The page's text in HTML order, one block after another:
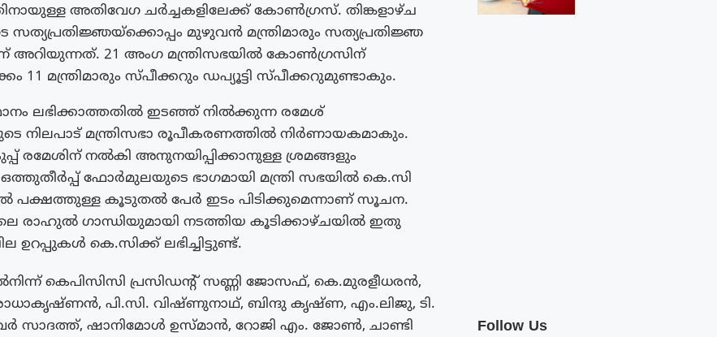
അതിവേഗ ചർച്ചകളിലേക്ക് കോൺഗ്രസ്. തിങ്കളാഴ്‌ച
സത്യപ്രതിജ്ഞയ്ക്കൊപ്പം മുഴുവൻ മന്ത്രിമാരും സത്യപ്രതിജ്ഞ
അറിയുന്നത്. 21 അംഗ മന്ത്രിസഭയിൽ കോൺഗ്രസിന്
11 മന്ത്രിമാരും സ്പീക്കറും ഡപ്യൂട്ടി സ്പീക്കറുമുണ്ടാകും.
ലഭിക്കാത്തതിൽ ഇടഞ്ഞ് നിൽക്കുന്ന രമേശ്
നിലപാട് മന്ത്രിസഭാ രൂപീകരണത്തിൽ നിർണായകമാകും.
രമേശിന് നൽകി അനുനയിപ്പിക്കാനുള്ള ശ്രമങ്ങളും
ഫോർമുലയുടെ ഭാഗമായി മന്ത്രി സഭയിൽ കെ.സി
കൂടുതൽ പേർ ഇടം പിടിക്കുമെന്നാണ് സൂചന.
രാഹുൽ ഗാന്ധിയുമായി നടത്തിയ കൂടിക്കാഴ്‌ചയിൽ ഇതു
ഉറപ്പുകൾ കെ.സിക്ക് ലഭിച്ചിട്ടുണ്ട്.
കെപിസിസി പ്രസിഡൻ്റ് സണ്ണി ജോസഫ്, കെ.മുരളീധരൻ,
പി.സി. വിഷ്‌ണുനാഥ്, ബിന്ദു കൃഷ്ണ, എം.ലിജു, ടി.
സാദത്ത്, ഷാനിമോൾ ഉസ്‌മാൻ, റോജി എം. ജോൺ, ചാണ്ടി
Follow Us